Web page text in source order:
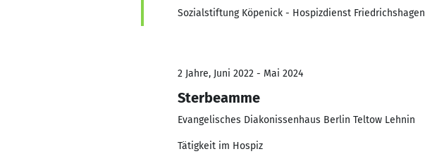
Sozialstiftung Köpenick - Hospizdienst Friedrichshagen
2 Jahre, Juni 2022 - Mai 2024
Sterbeamme
Evangelisches Diakonissenhaus Berlin Teltow Lehnin
Tätigkeit im Hospiz